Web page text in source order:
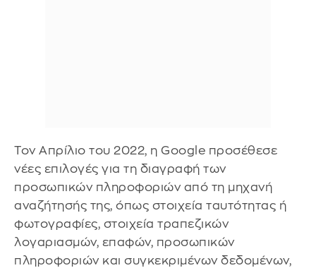
Τον Απρίλιο του 2022, η Google προσέθεσε
νέες επιλογές για τη διαγραφή των
προσωπικών πληροφοριών από τη μηχανή
αναζήτησής της, όπως στοιχεία ταυτότητας ή
φωτογραφίες, στοιχεία τραπεζικών
λογαριασμών, επαφών, προσωπικών
πληροφοριών και συγκεκριμένων δεδομένων,